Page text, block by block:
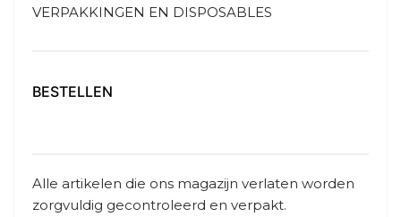
VERPAKKINGEN EN DISPOSABLES
BESTELLEN
Alle artikelen die ons magazijn verlaten worden
zorgvuldig gecontroleerd en verpakt.